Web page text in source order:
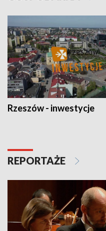
Rzeszów - inwestycje
REPORTAŻE